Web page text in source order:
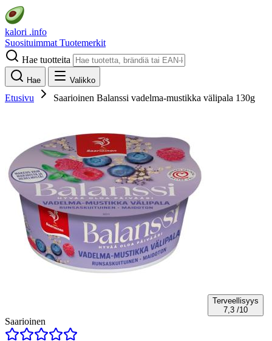
kalori .info
Suosituimmat Tuotemerkit
Hae tuotteita
Hae Valikko
Etusivu Saarioinen Balanssi vadelma-mustikka välipala 130g
Terveellisyys
7,3 /10
Saarioinen